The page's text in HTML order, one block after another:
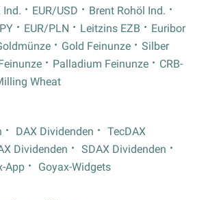
Ind. EUR/USD
Brent Rohöl Ind.
EUR/PLN Leitzins EZB
Euribor
Gold Feinunze
Silber
Palladium Feinunze
CRB-
Wheat
DAX Dividenden
TecDAX
Dividenden
SDAX Dividenden
App Goyax-Widgets